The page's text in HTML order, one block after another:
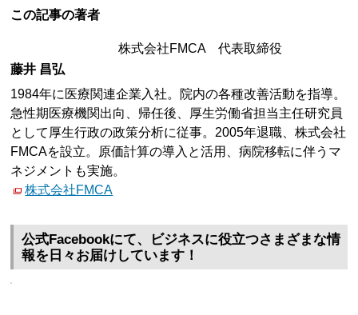
この記事の著者
株式会社FMCA 代表取締役
藤井 昌弘
1984年に医療関連企業入社。院内の各種改善活動を指導。
急性期医療機関出向、帰任後、厚生労働省担当主任研究員
として厚生行政の政策分析に従事。2005年退職、株式会社
FMCAを設立。原価計算の導入と活用、病院移転に伴うマ
ネジメントも実施。
株式会社FMCA
公式Facebookにて、ビジネスに役立つさまざまな情
報を日々お届けしています！